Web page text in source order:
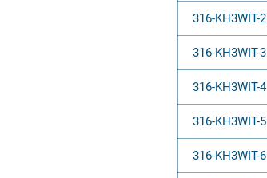
316-KH3WIT-2
316-KH3WIT-3
316-KH3WIT-4
316-KH3WIT-5
316-KH3WIT-6